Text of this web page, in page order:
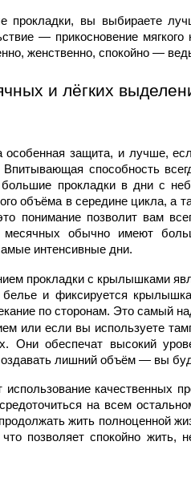
прокладки, вы выбираете
— прикосновение мягкого
женственно, спокойно —
и лёгких
особенная защита, и лучше,
способность
большие прокладки в дни с
объёма в середине цикла, а
понимание позволит вам
обычно имеют
интенсивные дни.
прокладки с крылышками
белье и фиксируется
по сторонам. Это самый
или если вы используете
Они обеспечат высокий
лишний объём — вы
качественных
на всем
жить полноценной
позволяет спокойно жить,